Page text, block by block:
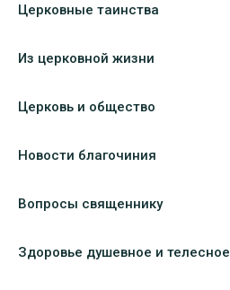
Церковные таинства
Из церковной жизни
Церковь и общество
Новости благочиния
Вопросы священнику
Здоровье душевное и телесное